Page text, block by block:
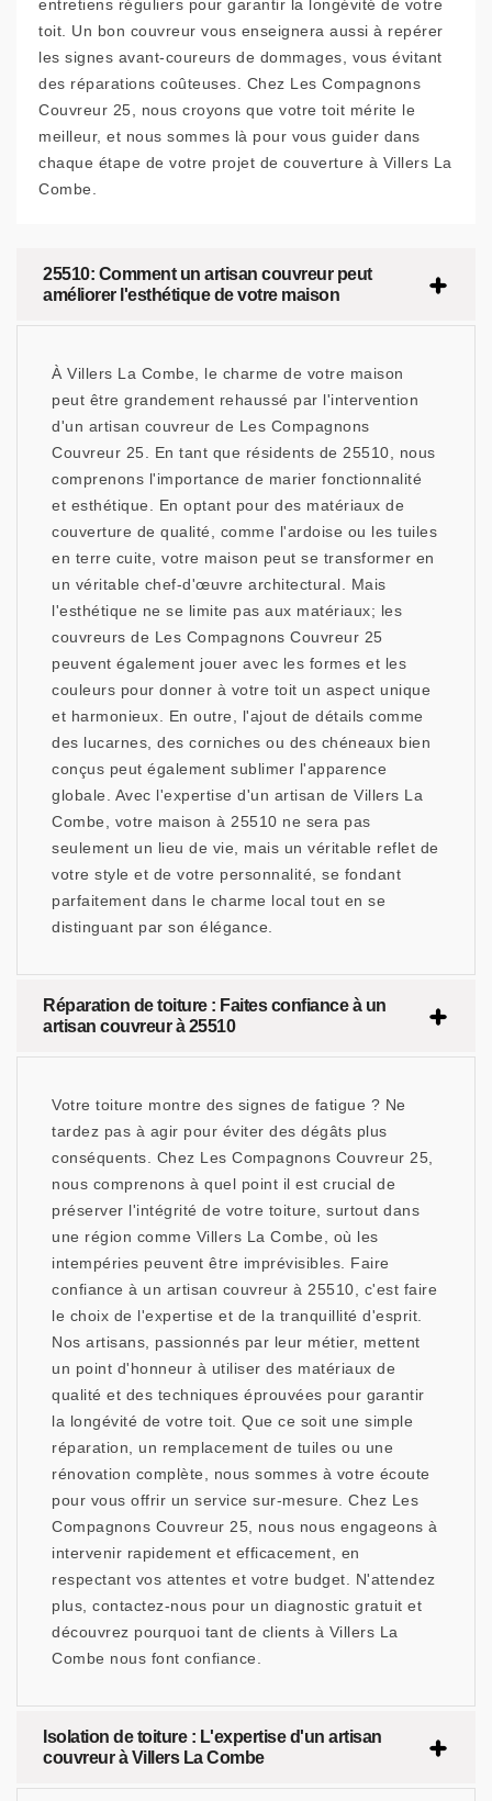
entretiens réguliers pour garantir la longévité de votre
toit. Un bon couvreur vous enseignera aussi à repérer
les signes avant-coureurs de dommages, vous évitant
des réparations coûteuses. Chez Les Compagnons
Couvreur 25, nous croyons que votre toit mérite le
meilleur, et nous sommes là pour vous guider dans
chaque étape de votre projet de couverture à Villers La
Combe.
25510: Comment un artisan couvreur peut
améliorer l'esthétique de votre maison
À Villers La Combe, le charme de votre maison
peut être grandement rehaussé par l'intervention
d'un artisan couvreur de Les Compagnons
Couvreur 25. En tant que résidents de 25510, nous
comprenons l'importance de marier fonctionnalité
et esthétique. En optant pour des matériaux de
couverture de qualité, comme l'ardoise ou les tuiles
en terre cuite, votre maison peut se transformer en
un véritable chef-d'œuvre architectural. Mais
l'esthétique ne se limite pas aux matériaux; les
couvreurs de Les Compagnons Couvreur 25
peuvent également jouer avec les formes et les
couleurs pour donner à votre toit un aspect unique
et harmonieux. En outre, l'ajout de détails comme
des lucarnes, des corniches ou des chéneaux bien
conçus peut également sublimer l'apparence
globale. Avec l'expertise d'un artisan de Villers La
Combe, votre maison à 25510 ne sera pas
seulement un lieu de vie, mais un véritable reflet de
votre style et de votre personnalité, se fondant
parfaitement dans le charme local tout en se
distinguant par son élégance.
Réparation de toiture : Faites confiance à un
artisan couvreur à 25510
Votre toiture montre des signes de fatigue ? Ne
tardez pas à agir pour éviter des dégâts plus
conséquents. Chez Les Compagnons Couvreur 25,
nous comprenons à quel point il est crucial de
préserver l'intégrité de votre toiture, surtout dans
une région comme Villers La Combe, où les
intempéries peuvent être imprévisibles. Faire
confiance à un artisan couvreur à 25510, c'est faire
le choix de l'expertise et de la tranquillité d'esprit.
Nos artisans, passionnés par leur métier, mettent
un point d'honneur à utiliser des matériaux de
qualité et des techniques éprouvées pour garantir
la longévité de votre toit. Que ce soit une simple
réparation, un remplacement de tuiles ou une
rénovation complète, nous sommes à votre écoute
pour vous offrir un service sur-mesure. Chez Les
Compagnons Couvreur 25, nous nous engageons à
intervenir rapidement et efficacement, en
respectant vos attentes et votre budget. N'attendez
plus, contactez-nous pour un diagnostic gratuit et
découvrez pourquoi tant de clients à Villers La
Combe nous font confiance.
Isolation de toiture : L'expertise d'un artisan
couvreur à Villers La Combe